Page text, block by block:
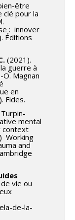
être
clé pour la
: innover
Éditions
(2021).
guerre à
Magnan
en
Fides.
Turpin-
mental
context
Working
and
vie ou
de-la-